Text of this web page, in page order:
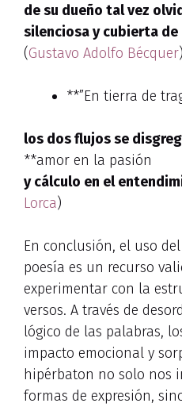
de su dueño tal vez
silenciosa y cubierta
(Gustavo Adolfo Bécquer)
**”En tierra de
los dos flujos se
**amor en la pasión
y cálculo en el
Lorca)
En conclusión, el uso del
poesía es un recurso
experimentar con la
versos. A través de
lógico de las palabras,
impacto emocional y
hipérbaton no solo nos
formas de expresión,